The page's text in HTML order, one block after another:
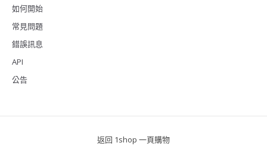
如何開始
常見問題
錯誤訊息
API
公告
返回 1shop 一頁購物